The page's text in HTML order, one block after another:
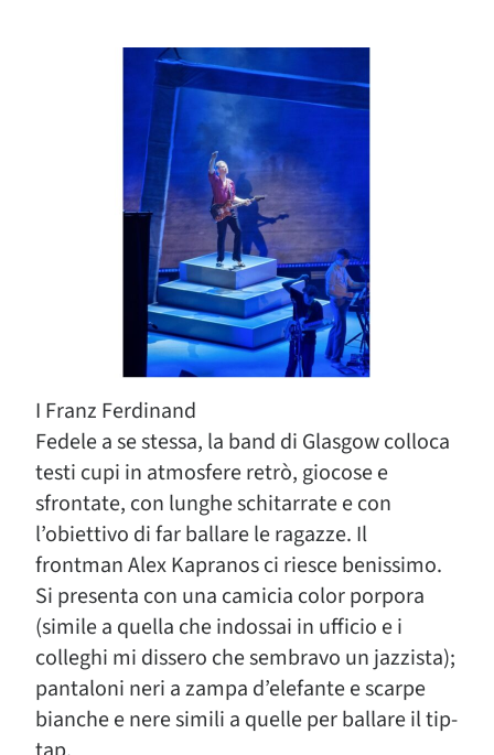
I Franz Ferdinand
Fedele a se stessa, la band di Glasgow colloca
testi cupi in atmosfere retrò, giocose e
sfrontate, con lunghe schitarrate e con
l’obiettivo di far ballare le ragazze. Il
frontman Alex Kapranos ci riesce benissimo.
Si presenta con una camicia color porpora
(simile a quella che indossai in ufficio e i
colleghi mi dissero che sembravo un jazzista);
pantaloni neri a zampa d’elefante e scarpe
bianche e nere simili a quelle per ballare il tip-